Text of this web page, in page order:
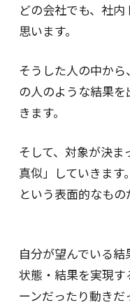
どの会社でも、社
思います。
そうした人の中か
の人のような結果
きます。
そして、対象が決
真似」していきます
という表面的なもの
自分が望んでいる
状態・結果を実現
ーンだったり動き